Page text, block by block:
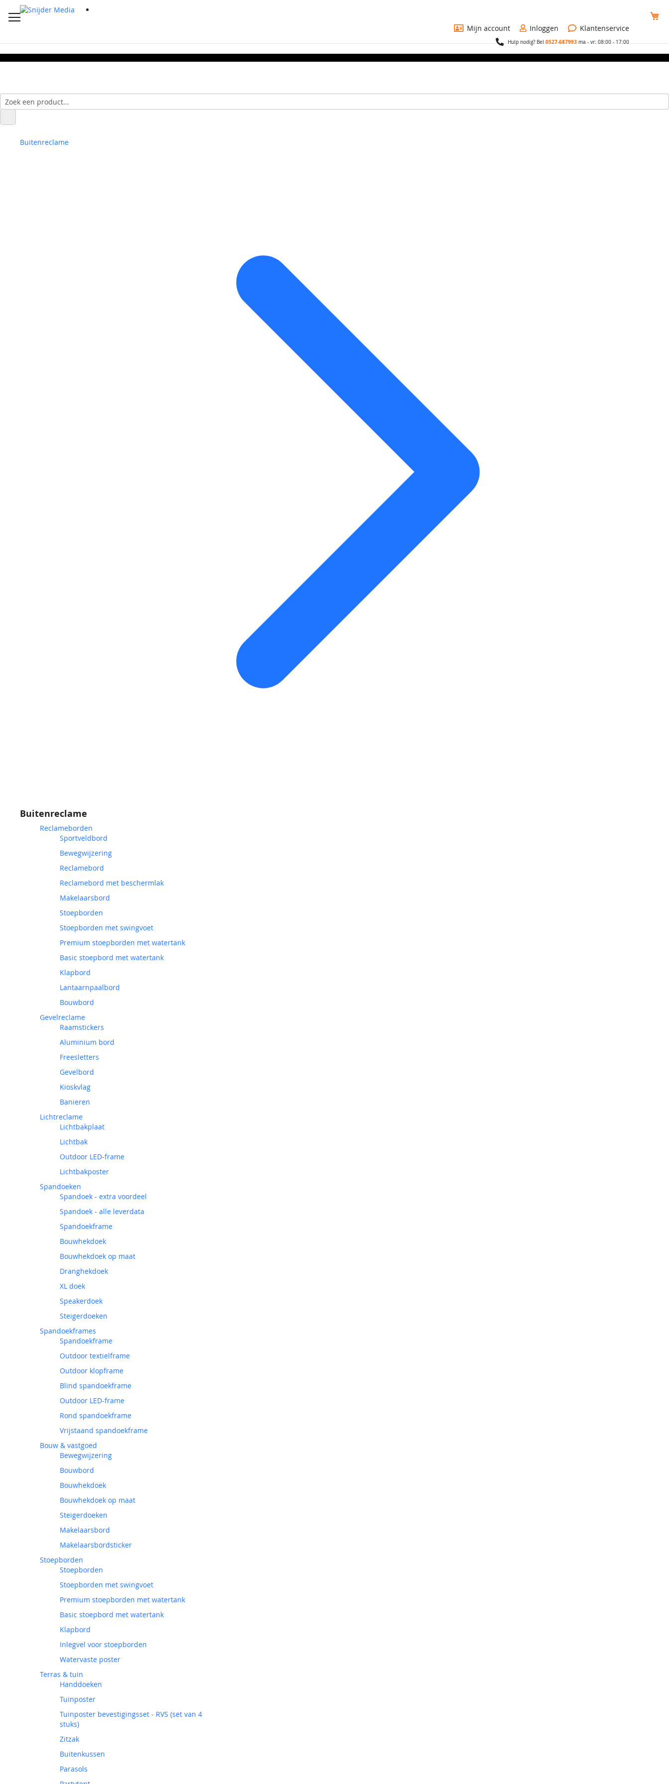
Mijn account
Inloggen Klantenservice
Hulp nodig? Bel0527-687993ma - vr: 08:00 - 17:00
Buitenreclame
Buitenreclame
Reclameborden
Sportveldbord
Bewegwijzering
Reclamebord
Reclamebord met beschermlak
Makelaarsbord
Stoepborden
Stoepborden met swingvoet
Premium stoepborden met watertank
Basic stoepbord met watertank
Klapbord
Lantaarnpaalbord
Bouwbord
Gevelreclame
Raamstickers
Aluminium bord
Freesletters
Gevelbord
Kioskvlag
Banieren
Lichtreclame
Lichtbakplaat
Lichtbak
Outdoor LED-frame
Lichtbakposter
Spandoeken
Spandoek - extra voordeel
Spandoek - alle leverdata
Spandoekframe
Bouwhekdoek
Bouwhekdoek op maat
Dranghekdoek
XL doek
Speakerdoek
Steigerdoeken
Spandoekframes
Spandoekframe
Outdoor textielframe
Outdoor klopframe
Blind spandoekframe
Outdoor LED-frame
Rond spandoekframe
Vrijstaand spandoekframe
Bouw & vastgoed
Bewegwijzering
Bouwbord
Bouwhekdoek
Bouwhekdoek op maat
Steigerdoeken
Makelaarsbord
Makelaarsbordsticker
Stoepborden
Stoepborden
Stoepborden met swingvoet
Premium stoepborden met watertank
Basic stoepbord met watertank
Klapbord
Inlegvel voor stoepborden
Watervaste poster
Terras & tuin
Handdoeken
Tuinposter
Tuinposter bevestigingsset - RVS (set van 4
stuks)
Zitzak
Buitenkussen
Parasols